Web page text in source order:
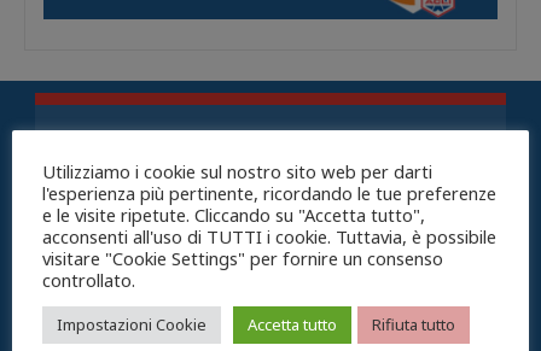
ACLI ROMA SERVIZI
ACLI sede provinciale di Roma APS
Utilizziamo i cookie sul nostro sito web per darti
l'esperienza più pertinente, ricordando le tue preferenze
e le visite ripetute. Cliccando su "Accetta tutto",
acconsenti all'uso di TUTTI i cookie. Tuttavia, è possibile
visitare "Cookie Settings" per fornire un consenso
controllato.
Impostazioni Cookie Accetta tutto Rifiuta tutto